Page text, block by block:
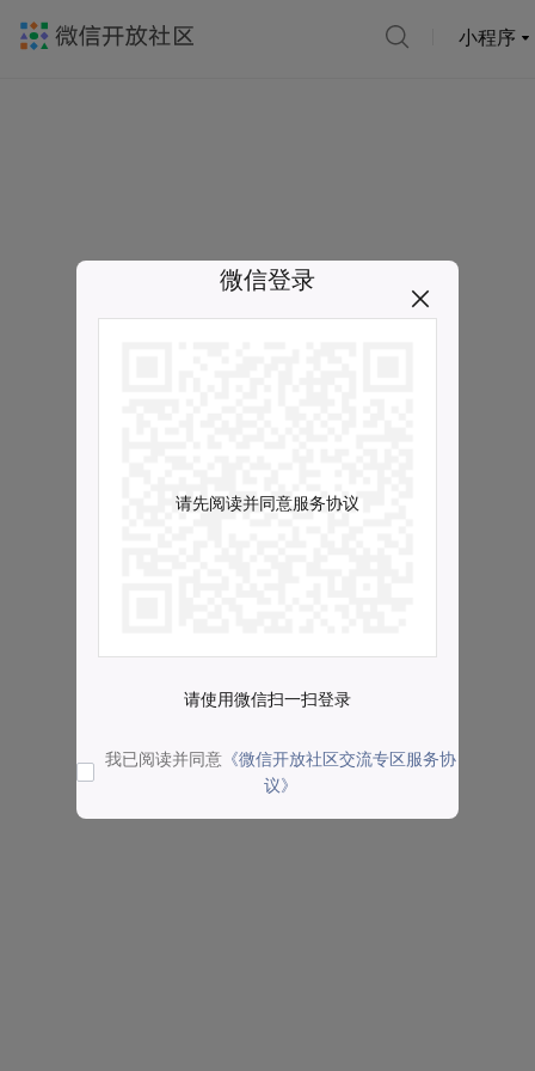
小程序
微信登录
请先阅读并同意服务协议
请使用微信扫一扫登录
我已阅读并同意 《微信开放社区交流专区服务协
议》